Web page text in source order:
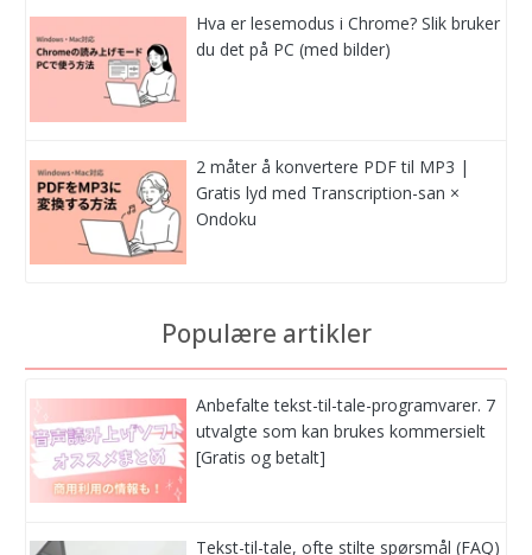
Hva er lesemodus i Chrome? Slik bruker
du det på PC (med bilder)
2 måter å konvertere PDF til MP3 |
Gratis lyd med Transcription-san ×
Ondoku
Populære artikler
Anbefalte tekst-til-tale-programvarer. 7
utvalgte som kan brukes kommersielt
[Gratis og betalt]
Tekst-til-tale, ofte stilte spørsmål (FAQ)